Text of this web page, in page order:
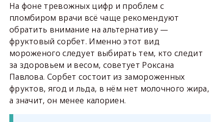
На фоне тревожных цифр и проблем с
пломбиром врачи всё чаще рекомендуют
обратить внимание на альтернативу —
фруктовый сорбет. Именно этот вид
мороженого следует выбирать тем, кто следит
за здоровьем и весом, советует Роксана
Павлова. Сорбет состоит из замороженных
фруктов, ягод и льда, в нём нет молочного жира,
а значит, он менее калориен.